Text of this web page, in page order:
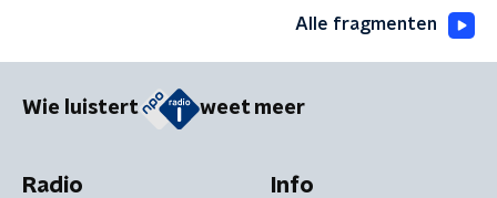
Alle fragmenten
Wie luistert weet meer
Radio Info